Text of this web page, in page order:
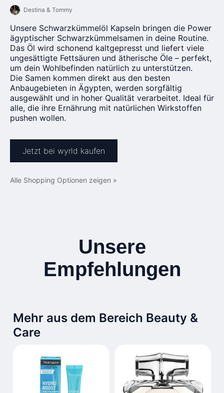
Destina & Tommy
Unsere Schwarzkümmelöl Kapseln bringen die Power
ägyptischer Schwarzkümmelsamen in deine Routine.
Das Öl wird schonend kaltgepresst und liefert viele
ungesättigte Fettsäuren und ätherische Öle – perfekt,
um dein Wohlbefinden natürlich zu unterstützen.
Die Samen kommen direkt aus den besten
Anbaugebieten in Ägypten, werden sorgfältig
ausgewählt und in hoher Qualität verarbeitet. Ideal für
alle, die ihre Ernährung mit natürlichen Wirkstoffen
pushen wollen.
Jetzt bei wyrld kaufen
Alle Shopping Optionen zeigen »
Unsere
Empfehlungen
Mehr aus dem Bereich Beauty &
Care